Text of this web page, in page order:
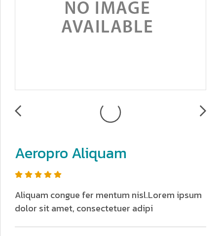
Aeropro Aliquam
Aliquam congue fer mentum nisl.Lorem ipsum
dolor sit amet, consectetuer adipi